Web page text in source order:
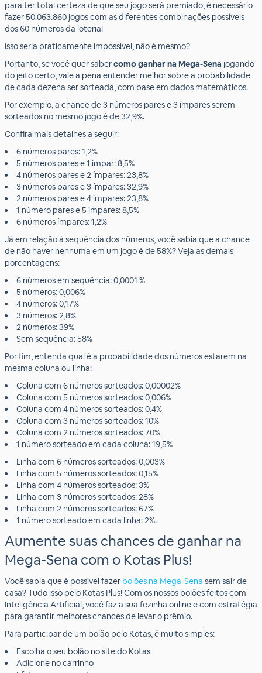
para ter total certeza de que seu jogo será premiado, é necessário
fazer 50.063.860 jogos com as diferentes combinações possíveis
dos 60 números da loteria!
Isso seria praticamente impossível, não é mesmo?
Portanto, se você quer sabercomo ganhar na Mega-Sena jogando
do jeito certo, vale a pena entender melhor sobre a probabilidade
de cada dezena ser sorteada, com base em dados matemáticos.
Por exemplo, a chance de 3 números pares e 3 ímpares serem
sorteados no mesmo jogo é de 32,9%.
Confira mais detalhes a seguir:
6 números pares: 1,2%
5 números pares e 1 ímpar: 8,5%
4 números pares e 2 ímpares: 23,8%
3 números pares e 3 ímpares: 32,9%
2 números pares e 4 ímpares: 23,8%
1 número pares e 5 ímpares: 8,5%
6 números ímpares: 1,2%
Já em relação à sequência dos números, você sabia que a chance
de não haver nenhuma em um jogo é de 58%? Veja as demais
porcentagens:
6 números em sequência: 0,0001 %
5 números: 0,006%
4 números: 0,17%
3 números: 2,8%
2 números: 39%
Sem sequência: 58%
Por fim, entenda qual é a probabilidade dos números estarem na
mesma coluna ou linha:
Coluna com 6 números sorteados: 0,00002%
Coluna com 5 números sorteados: 0,006%
Coluna com 4 números sorteados: 0,4%
Coluna com 3 números sorteados: 10%
Coluna com 2 números sorteados: 70%
1 número sorteado em cada coluna: 19,5%
Linha com 6 números sorteados: 0,003%
Linha com 5 números sorteados: 0,15%
Linha com 4 números sorteados: 3%
Linha com 3 números sorteados: 28%
Linha com 2 números sorteados: 67%
1 número sorteado em cada linha: 2%.
Aumente suas chances de ganhar na
Mega-Sena com o Kotas Plus!
Você sabia que é possível fazer bolões na Mega-Sena sem sair de
casa? Tudo isso pelo Kotas Plus! Com os nossos bolões feitos com
Inteligência Artificial, você faz a sua fezinha online e com estratégia
para garantir melhores chances de levar o prêmio.
Para participar de um bolão pelo Kotas, é muito simples:
Escolha o seu bolão no site do Kotas
Adicione no carrinho